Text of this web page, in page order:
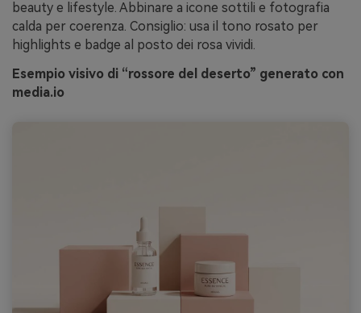
beauty e lifestyle. Abbinare a icone sottili e fotografia
calda per coerenza. Consiglio: usa il tono rosato per
highlights e badge al posto dei rosa vividi.
Esempio visivo di “rossore del deserto” generato con
media.io